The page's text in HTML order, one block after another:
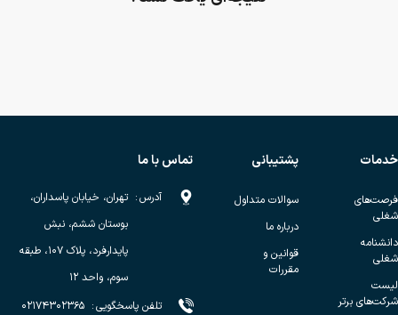
خدمات
فرصت‌های
شغلی
دانشنامه
شغلی
لیست
شرکت‌های برتر
پشتیبانی
سوالات متداول
درباره ما
قوانین و
مقررات
تماس با ما
آدرس: تهران، خیابان پاسداران،
بوستان ششم، نبش
پایدارفرد، پلاک ۱۰۷، طبقه
سوم، واحد ۱۲
تلفن پاسخگویی: ۰۲۱۷۴۳۰۲۳۶۵